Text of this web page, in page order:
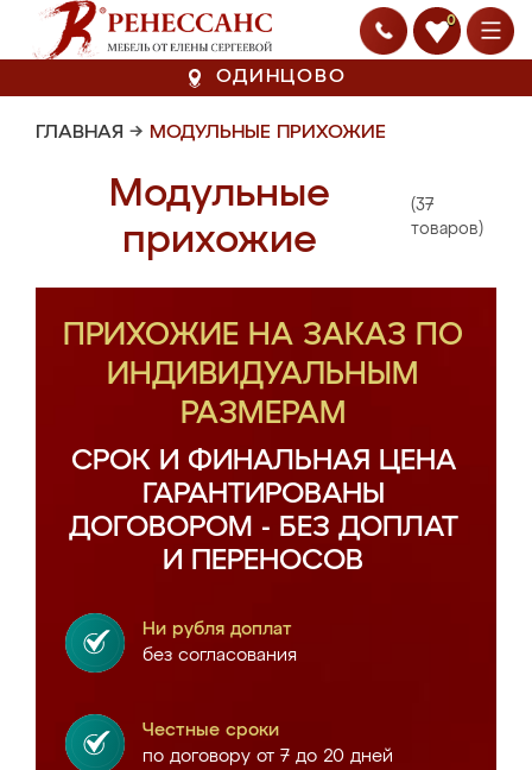
0
ОДИНЦОВО
ГЛАВНАЯ → МОДУЛЬНЫЕ ПРИХОЖИЕ
Модульные
прихожие
(37
товаров)
ПРИХОЖИЕ НА ЗАКАЗ ПО
ИНДИВИДУАЛЬНЫМ
РАЗМЕРАМ
СРОК И ФИНАЛЬНАЯ ЦЕНА
ГАРАНТИРОВАНЫ
ДОГОВОРОМ - БЕЗ ДОПЛАТ
И ПЕРЕНОСОВ
Ни рубля доплат
без согласования
Честные сроки
по договору от 7 до 20 дней